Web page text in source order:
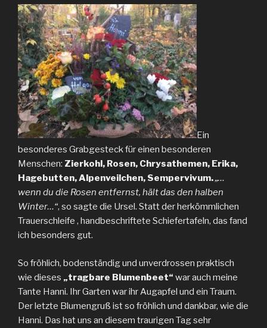
Ein
besonderes Grabgesteck für einen besonderen
Menschen: Zierkohl, Rosen, Chrysathemen, Erika,
Hagebutten, Alpenveilchen, Sempervivum.„…
wenn du die Rosen entfernst, hält das den halben
Winter…“, so sagte die Ursel. Statt der herkömmlichen
Trauerschleife , handbeschriftete Schiefertafeln, das fand
ich besonders gut.
So fröhlich, bodenständig und unverdrossen praktisch
wie dieses „tragbare Blumenbeet“ war auch meine
Tante Hanni. Ihr Garten war ihr Augapfel und ein Traum.
Der letzte Blumengruß ist so fröhlich und dankbar, wie die
Hanni. Das hat uns an diesem traurigen Tag sehr